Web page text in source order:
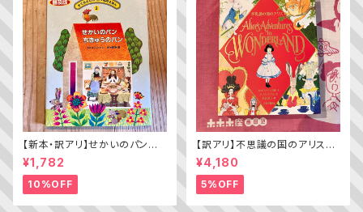
【新本・訳アリ】せかいのパン
ちきゅうのパン（普及版 かこさ
¥1,782
10%OFF
【訳アリ】不思議の国のアリス（A
lice’s Adventures in WOND
ERLAND）
¥4,180
5%OFF